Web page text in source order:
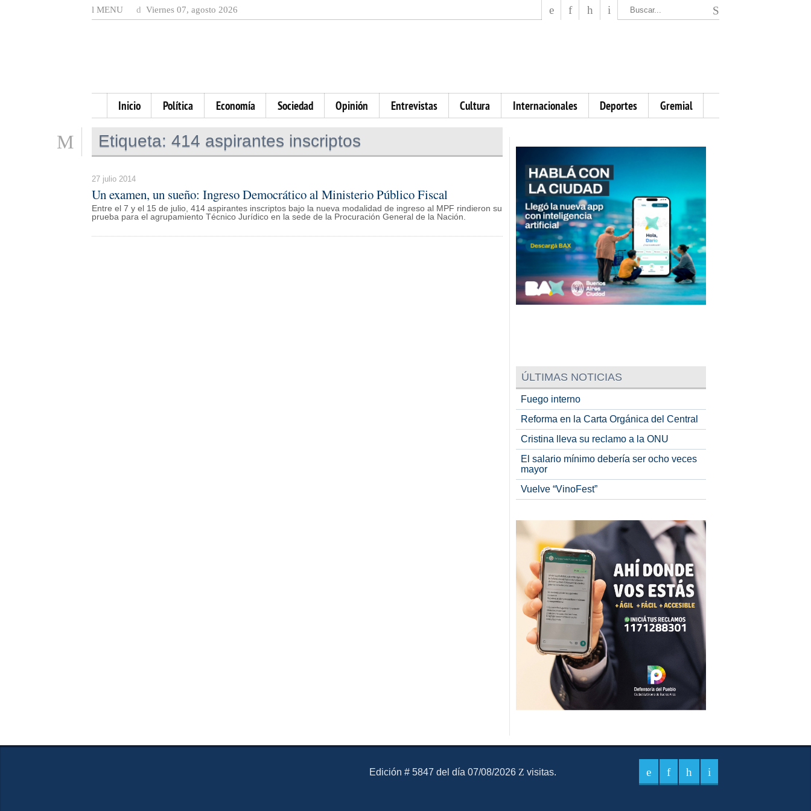
MENU Viernes 07, agosto 2026
Inicio Política Economía Sociedad Opinión Entrevistas Cultura Internacionales Deportes Gremial
Etiqueta: 414 aspirantes inscriptos
27 julio 2014
Un examen, un sueño: Ingreso Democrático al Ministerio Público Fiscal
Entre el 7 y el 15 de julio, 414 aspirantes inscriptos bajo la nueva modalidad de ingreso al MPF rindieron su
prueba para el agrupamiento Técnico Jurídico en la sede de la Procuración General de la Nación.
ÚLTIMAS NOTICIAS
Fuego interno
Reforma en la Carta Orgánica del Central
Cristina lleva su reclamo a la ONU
El salario mínimo debería ser ocho veces
mayor
Vuelve “VinoFest”
El Mensajero Diario
Edición # 5847 del día 07/08/2026 visitas.